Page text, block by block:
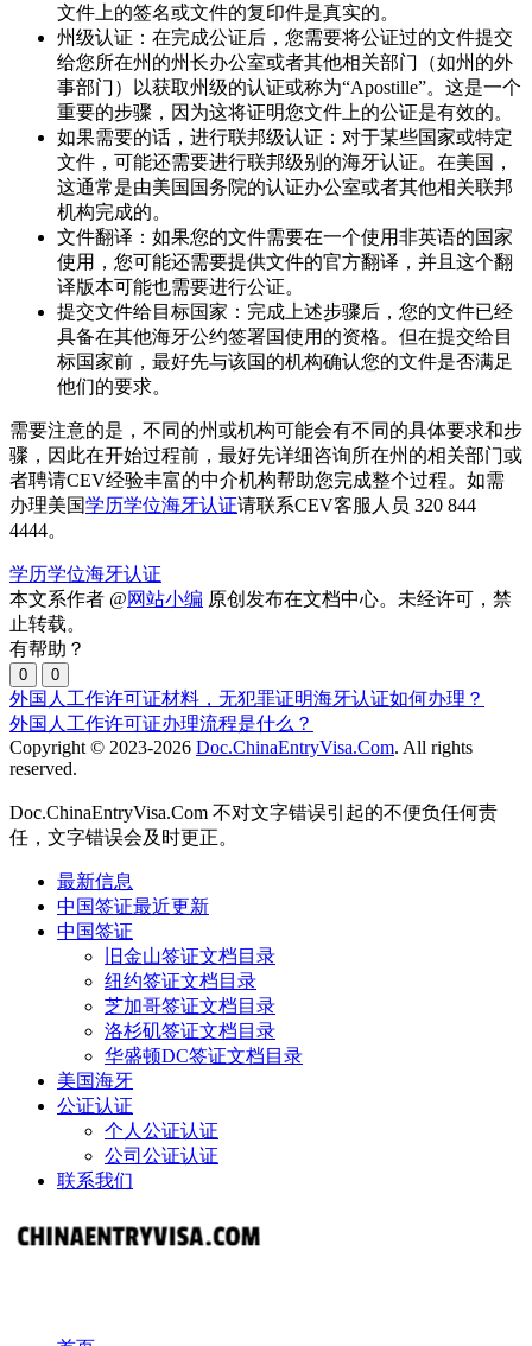
文件上的签名或文件的复印件是真实的。
州级认证：在完成公证后，您需要将公证过的文件提交
给您所在州的州长办公室或者其他相关部门（如州的外
事部门）以获取州级的认证或称为“Apostille”。这是一个
重要的步骤，因为这将证明您文件上的公证是有效的。
如果需要的话，进行联邦级认证：对于某些国家或特定
文件，可能还需要进行联邦级别的海牙认证。在美国，
这通常是由美国国务院的认证办公室或者其他相关联邦
机构完成的。
文件翻译：如果您的文件需要在一个使用非英语的国家
使用，您可能还需要提供文件的官方翻译，并且这个翻
译版本可能也需要进行公证。
提交文件给目标国家：完成上述步骤后，您的文件已经
具备在其他海牙公约签署国使用的资格。但在提交给目
标国家前，最好先与该国的机构确认您的文件是否满足
他们的要求。
需要注意的是，不同的州或机构可能会有不同的具体要求和步
骤，因此在开始过程前，最好先详细咨询所在州的相关部门或
者聘请CEV经验丰富的中介机构帮助您完成整个过程。如需
办理美国学历学位海牙认证请联系CEV客服人员 320 844
4444。
学历学位海牙认证
本文系作者 @网站小编 原创发布在文档中心。未经许可，禁
止转载。
有帮助？
0 0
外国人工作许可证材料，无犯罪证明海牙认证如何办理？
外国人工作许可证办理流程是什么？
Copyright © 2023-2026 Doc.ChinaEntryVisa.Com. All rights
reserved.
Doc.ChinaEntryVisa.Com 不对文字错误引起的不便负任何责
任，文字错误会及时更正。
最新信息
中国签证最近更新
中国签证
旧金山签证文档目录
纽约签证文档目录
芝加哥签证文档目录
洛杉矶签证文档目录
华盛顿DC签证文档目录
美国海牙
公证认证
个人公证认证
公司公证认证
联系我们